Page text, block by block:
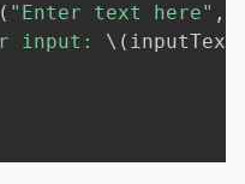
( "Enter text here" ,
input: \( inputText